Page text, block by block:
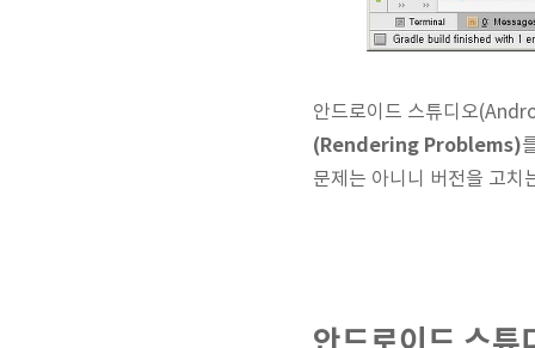
안드로이드 스튜디오
(Rendering Problems)
문제는 아니니 버전을 고치